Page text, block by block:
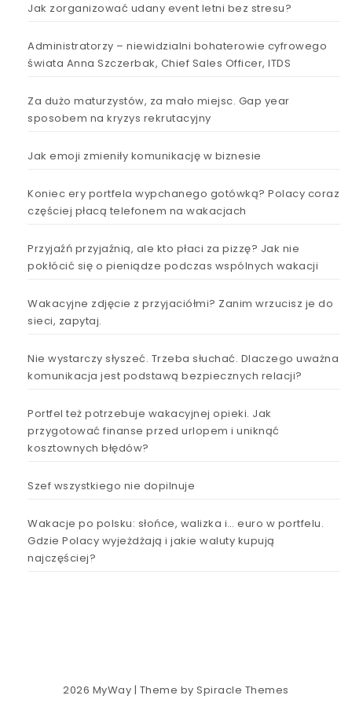
Jak zorganizować udany event letni bez stresu?
Administratorzy – niewidzialni bohaterowie cyfrowego
świata Anna Szczerbak, Chief Sales Officer, ITDS
Za dużo maturzystów, za mało miejsc. Gap year
sposobem na kryzys rekrutacyjny
Jak emoji zmieniły komunikację w biznesie
Koniec ery portfela wypchanego gotówką? Polacy coraz
częściej płacą telefonem na wakacjach
Przyjaźń przyjaźnią, ale kto płaci za pizzę? Jak nie
pokłócić się o pieniądze podczas wspólnych wakacji
Wakacyjne zdjęcie z przyjaciółmi? Zanim wrzucisz je do
sieci, zapytaj.
Nie wystarczy słyszeć. Trzeba słuchać. Dlaczego uważna
komunikacja jest podstawą bezpiecznych relacji?
Portfel też potrzebuje wakacyjnej opieki. Jak
przygotować finanse przed urlopem i uniknąć
kosztownych błędów?
Szef wszystkiego nie dopilnuje
Wakacje po polsku: słońce, walizka i… euro w portfelu.
Gdzie Polacy wyjeżdżają i jakie waluty kupują
najczęściej?
2026 MyWay | Theme bySpiracle Themes